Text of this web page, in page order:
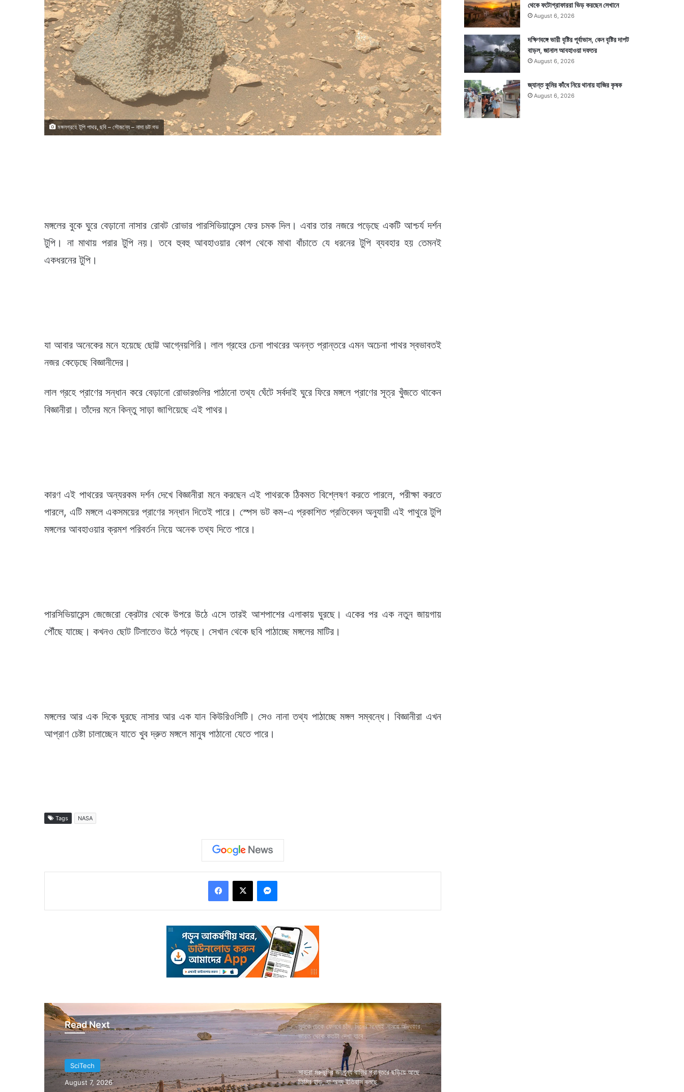
মঙ্গলগ্রহে টুপি পাথর, ছবি – সৌজন্যে – নাসা ডট গভ
মঙ্গলের বুকে ঘুরে বেড়ানো নাসার রোবট রোভার পারসিভিয়ারেন্স ফের চমক দিল। এবার তার নজরে পড়েছে একটি আশ্চর্য দর্শন
টুপি। না মাথায় পরার টুপি নয়। তবে হুবহু আবহাওয়ার কোপ থেকে মাথা বাঁচাতে যে ধরনের টুপি ব্যবহার হয় তেমনই
একধরনের টুপি।
যা আবার অনেকের মনে হয়েছে ছোট্ট আগ্নেয়গিরি। লাল গ্রহের চেনা পাথরের অনন্ত প্রান্তরে এমন অচেনা পাথর স্বভাবতই
নজর কেড়েছে বিজ্ঞানীদের।
লাল গ্রহে প্রাণের সন্ধান করে বেড়ানো রোভারগুলির পাঠানো তথ্য ঘেঁটে সর্বদাই ঘুরে ফিরে মঙ্গলে প্রাণের সূত্র খুঁজতে থাকেন
বিজ্ঞানীরা। তাঁদের মনে কিন্তু সাড়া জাগিয়েছে এই পাথর।
কারণ এই পাথরের অন্যরকম দর্শন দেখে বিজ্ঞানীরা মনে করছেন এই পাথরকে ঠিকমত বিশ্লেষণ করতে পারলে, পরীক্ষা করতে
পারলে, এটি মঙ্গলে একসময়ের প্রাণের সন্ধান দিতেই পারে। স্পেস ডট কম-এ প্রকাশিত প্রতিবেদন অনুযায়ী এই পাথুরে টুপি
মঙ্গলের আবহাওয়ার ক্রমশ পরিবর্তন নিয়ে অনেক তথ্য দিতে পারে।
পারসিভিয়ারেন্স জেজেরো ক্রেটার থেকে উপরে উঠে এসে তারই আশপাশের এলাকায় ঘুরছে। একের পর এক নতুন জায়গায়
পৌঁছে যাচ্ছে। কখনও ছোট টিলাতেও উঠে পড়ছে। সেখান থেকে ছবি পাঠাচ্ছে মঙ্গলের মাটির।
মঙ্গলের আর এক দিকে ঘুরছে নাসার আর এক যান কিউরিওসিটি। সেও নানা তথ্য পাঠাচ্ছে মঙ্গল সম্বন্ধে। বিজ্ঞানীরা এখন
আপ্রাণ চেষ্টা চালাচ্ছেন যাতে খুব দ্রুত মঙ্গলে মানুষ পাঠানো যেতে পারে।
Tags NASA
Read Next
SciTech
SciTech
August 6, 2026
সূর্যকে ঢেকে ফেলবে চাঁদ, দিনের মধ্যেই নামবে অন্ধকার,
ভারত থেকে কতটা দেখা যাবে
সাহারা মরুভূমির জনশূন্য বালির প্রান্তরে ছড়িয়ে আছে
তিমির হাড়, যা অন্য ইতিহাস বলছে
থেকে ফটোগ্রাফাররা ভিড় করছেন সেখানে
August 6, 2026
দক্ষিণবঙ্গে ভারী বৃষ্টির পূর্বাভাস, কেন বৃষ্টির দাপট
বাড়ল, জানাল আবহাওয়া দফতর
August 6, 2026
জ্যান্ত কুমির কাঁধে নিয়ে থানায় হাজির কৃষক
August 6, 2026